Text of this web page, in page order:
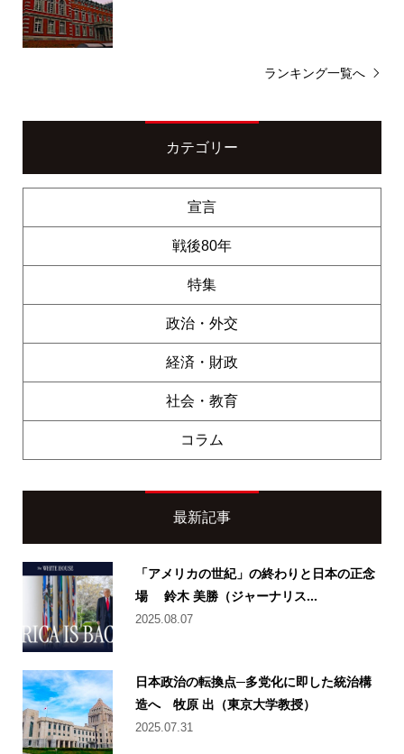
ランキング一覧へ
カテゴリー
宣言
戦後80年
特集
政治・外交
経済・財政
社会・教育
コラム
最新記事
「アメリカの世紀」の終わりと日本の正念
場 鈴木 美勝（ジャーナリス...
2025.08.07
日本政治の転換点─多党化に即した統治構
造へ 牧原 出（東京大学教授）
2025.07.31